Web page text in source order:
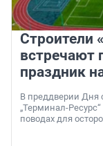
Строители
встречают
праздник
В преддверии Дня
„Терминал-
поводах для